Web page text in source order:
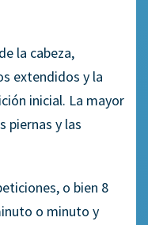
la cabeza,
extendidos y la
inicial. La mayor
piernas y las
o bien 8
o minuto y